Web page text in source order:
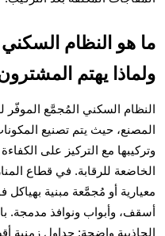
ما هو النظام
ولماذا يهتم
النظام السكني المُجمَّع
المصنع، حيث يتم تصنيع
وتركيبها مع التركيز على
الخاضعة للرقابة. في قطاع
معيارية أو مُجمَّعة مبنية بهياكل
أسقف، وأبواب ونوافذ مدمجة.
الجاذبية واضحة: جداول